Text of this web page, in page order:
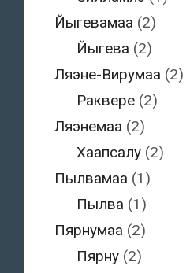
Йыгевамаа (2)
Йыгева (2)
Ляэне-Вирумаа (2)
Раквере (2)
Ляэнемаа (2)
Хаапсалу (2)
Пылвамаа (1)
Пылва (1)
Пярнумаа (2)
Пярну (2)